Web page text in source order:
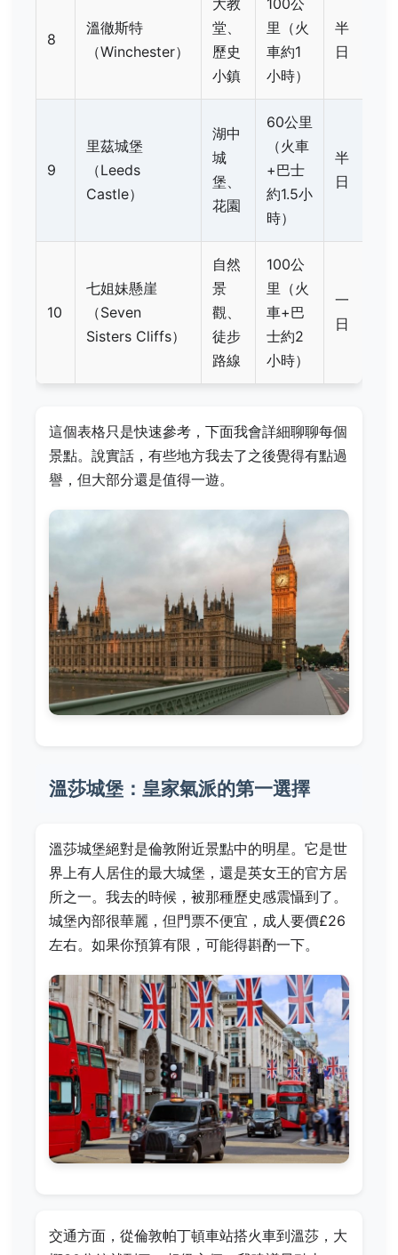
8
溫徹斯特
（Winchester）
大教
堂、
歷史
小鎮
100公
里（火
車約1
小時）
半
日
9
里茲城堡
（Leeds
Castle）
湖中
城
堡、
花園
60公里
（火車
+巴士
約1.5小
時）
半
日
10
七姐妹懸崖
（Seven
Sisters Cliffs）
自然
景
觀、
徒步
路線
100公
里（火
車+巴
士約2
小時）
一
日
這個表格只是快速參考，下面我會詳細聊聊每個
景點。說實話，有些地方我去了之後覺得有點過
譽，但大部分還是值得一遊。
溫莎城堡：皇家氣派的第一選擇
溫莎城堡絕對是倫敦附近景點中的明星。它是世
界上有人居住的最大城堡，還是英女王的官方居
所之一。我去的時候，被那種歷史感震懾到了。
城堡內部很華麗，但門票不便宜，成人要價£26
左右。如果你預算有限，可能得斟酌一下。
交通方面，從倫敦帕丁頓車站搭火車到溫莎，大